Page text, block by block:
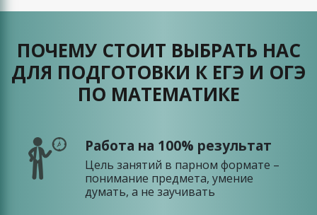
ПОЧЕМУ СТОИТ ВЫБРАТЬ НАС
ДЛЯ ПОДГОТОВКИ К ЕГЭ И ОГЭ
ПО МАТЕМАТИКЕ
Работа на 100% результат
Цель занятий в парном формате –
понимание предмета, умение
думать, а не заучивать